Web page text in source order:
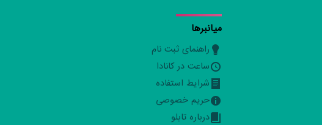
میانبرها
راهنمای ثبت نام
ساعت در کانادا
شرایط استفاده
حریم خصوصی
درباره تابلو